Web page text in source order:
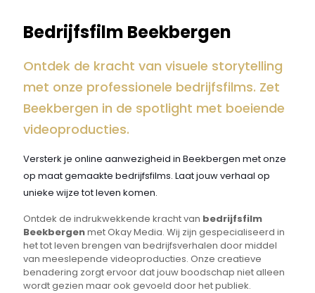
Bedrijfsfilm Beekbergen
Ontdek de kracht van visuele storytelling
met onze professionele bedrijfsfilms. Zet
Beekbergen in de spotlight met boeiende
videoproducties.
Versterk je online aanwezigheid in Beekbergen met onze
op maat gemaakte bedrijfsfilms. Laat jouw verhaal op
unieke wijze tot leven komen.
Ontdek de indrukwekkende kracht van bedrijfsfilm
Beekbergenmet Okay Media. Wij zijn gespecialiseerd in
het tot leven brengen van bedrijfsverhalen door middel
van meeslepende videoproducties. Onze creatieve
benadering zorgt ervoor dat jouw boodschap niet alleen
wordt gezien maar ook gevoeld door het publiek.